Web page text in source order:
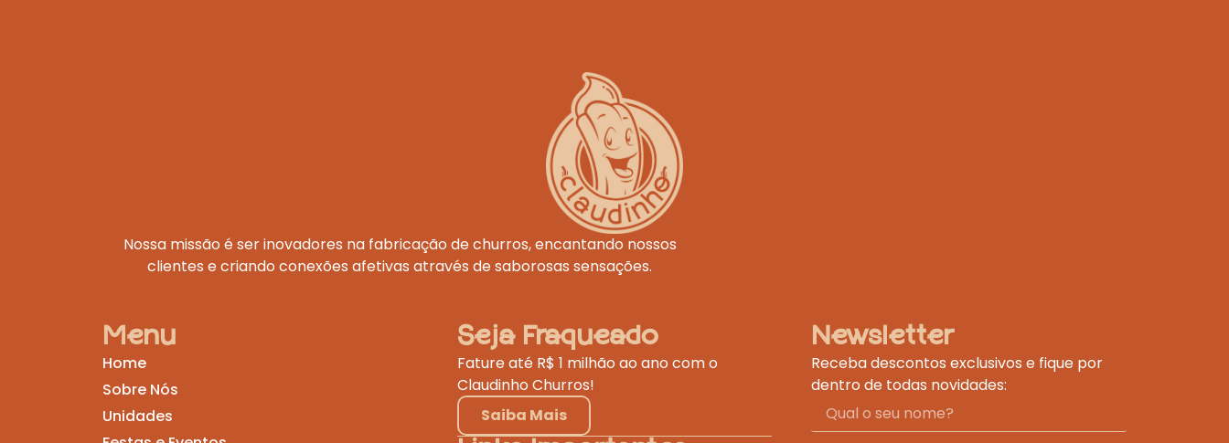
Nossa missão é ser inovadores na fabricação de churros, encantando nossos
clientes e criando conexões afetivas através de saborosas sensações.
Menu
Home
Sobre Nós
Unidades
Seja Fraqueado
Fature até R$ 1 milhão ao ano com o
Claudinho Churros!
Saiba Mais
Newsletter
Receba descontos exclusivos e fique por
dentro de todas novidades: